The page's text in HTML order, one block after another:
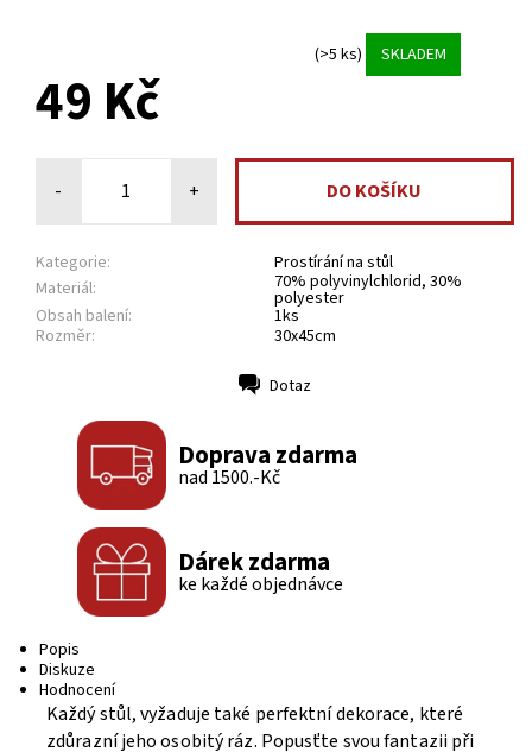
(>5 ks) SKLADEM
49 Kč
- +
Kategorie:
Prostírání na stůl
Materiál:
70% polyvinylchlorid, 30%
polyester
Obsah balení:
1ks
Rozměr:
30x45cm
Dotaz
Doprava zdarma
nad 1500.-Kč
Dárek zdarma
ke každé objednávce
Popis
Diskuze
Hodnocení
Každý stůl, vyžaduje také perfektní dekorace, které
zdůrazní jeho osobitý ráz. Popusťte svou fantazii při